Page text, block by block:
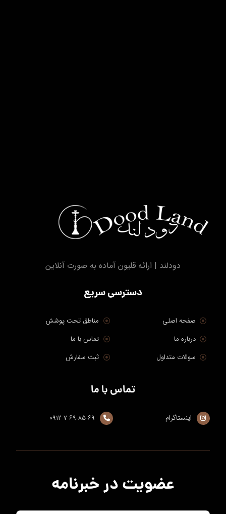
دودلند | ارائه قلیون آماده به صورت آنلاین
دسترسی سریع
صفحه اصلی
مناطق تحت پوشش
درباره ما
تماس با ما
سوالات متداول
ثبت سفارش
تماس با ما
۶۹-۸۵-۶۹ ۷ ۰۹۱۲ اینستاگرام
عضویت در خبرنامه